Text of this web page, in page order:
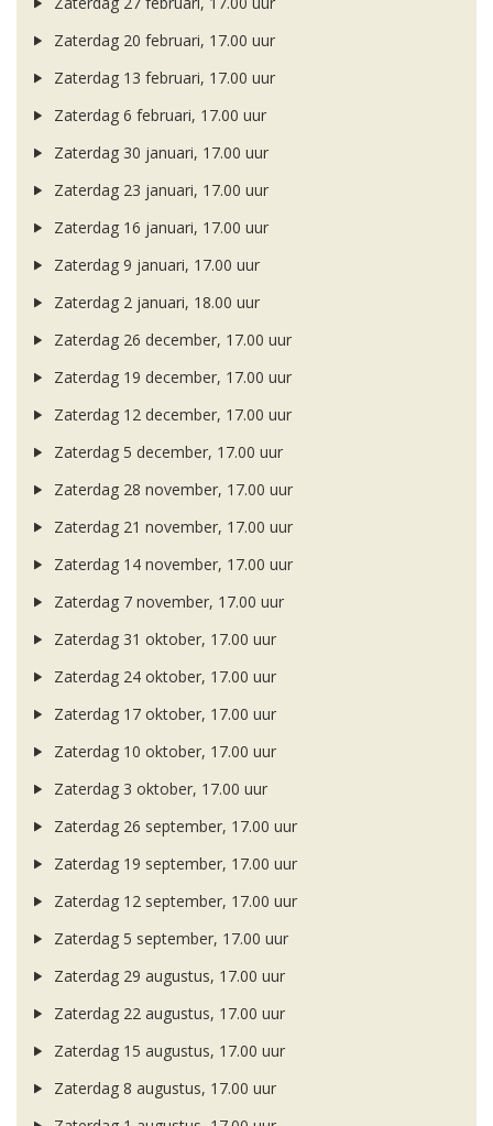
Zaterdag 20 februari, 17.00 uur
Zaterdag 13 februari, 17.00 uur
Zaterdag 6 februari, 17.00 uur
Zaterdag 30 januari, 17.00 uur
Zaterdag 23 januari, 17.00 uur
Zaterdag 16 januari, 17.00 uur
Zaterdag 9 januari, 17.00 uur
Zaterdag 2 januari, 18.00 uur
Zaterdag 26 december, 17.00 uur
Zaterdag 19 december, 17.00 uur
Zaterdag 12 december, 17.00 uur
Zaterdag 5 december, 17.00 uur
Zaterdag 28 november, 17.00 uur
Zaterdag 21 november, 17.00 uur
Zaterdag 14 november, 17.00 uur
Zaterdag 7 november, 17.00 uur
Zaterdag 31 oktober, 17.00 uur
Zaterdag 24 oktober, 17.00 uur
Zaterdag 17 oktober, 17.00 uur
Zaterdag 10 oktober, 17.00 uur
Zaterdag 3 oktober, 17.00 uur
Zaterdag 26 september, 17.00 uur
Zaterdag 19 september, 17.00 uur
Zaterdag 12 september, 17.00 uur
Zaterdag 5 september, 17.00 uur
Zaterdag 29 augustus, 17.00 uur
Zaterdag 22 augustus, 17.00 uur
Zaterdag 15 augustus, 17.00 uur
Zaterdag 8 augustus, 17.00 uur